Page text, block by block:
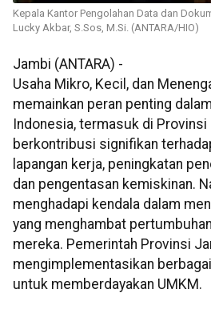
Kepala Kantor Pengolahan Data dan
Lucky Akbar, S.Sos, M.Si. (ANTARA/HIO)
Jambi (ANTARA) -
Usaha Mikro, Kecil, dan
memainkan peran penting
Indonesia, termasuk di Provinsi
berkontribusi signifikan
lapangan kerja, peningkatan
dan pengentasan kemiskinan.
menghadapi kendala dalam
yang menghambat
mereka. Pemerintah Provinsi
mengimplementasikan
untuk memberdayakan UMKM.